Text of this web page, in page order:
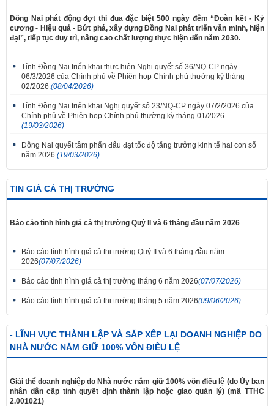
Đồng Nai phát động đợt thi đua đặc biệt 500 ngày đêm “Đoàn kết - Kỷ
cương - Hiệu quả - Bứt phá, xây dựng Đồng Nai phát triển văn minh, hiện
đại”, tiếp tục duy trì, nâng cao chất lượng thực hiện đến năm 2030.
Tỉnh Đồng Nai triển khai thực hiện Nghị quyết số 36/NQ-CP ngày
06/3/2026 của Chính phủ về Phiên họp Chính phủ thường kỳ tháng
02/2026. (08/04/2026)
Tỉnh Đồng Nai triển khai Nghị quyết số 23/NQ-CP ngày 07/2/2026 của
Chính phủ về Phiên họp Chính phủ thường kỳ tháng 01/2026.
(19/03/2026)
Đồng Nai quyết tâm phấn đấu đạt tốc độ tăng trưởng kinh tế hai con số
năm 2026. (19/03/2026)
TIN GIÁ CẢ THỊ TRƯỜNG
Báo cáo tình hình giá cả thị trường Quý II và 6 tháng đầu năm 2026
Báo cáo tình hình giá cả thị trường Quý II và 6 tháng đầu năm
2026(07/07/2026)
Báo cáo tình hình giá cả thị trường tháng 6 năm 2026(07/07/2026)
Báo cáo tình hình giá cả thị trường tháng 5 năm 2026(09/06/2026)
- LĨNH VỰC THÀNH LẬP VÀ SẮP XẾP LẠI DOANH NGHIỆP DO
NHÀ NƯỚC NẮM GIỮ 100% VỐN ĐIỀU LỆ
Giải thể doanh nghiệp do Nhà nước nắm giữ 100% vốn điều lệ (do Ủy ban
nhân dân cấp tỉnh quyết định thành lập hoặc giao quản lý) (mã TTHC
2.001021)